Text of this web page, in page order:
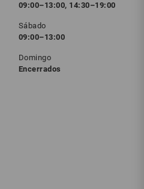
09:00–13:00, 14:30–19:00
Sábado
09:00–13:00
Domingo
Encerrados